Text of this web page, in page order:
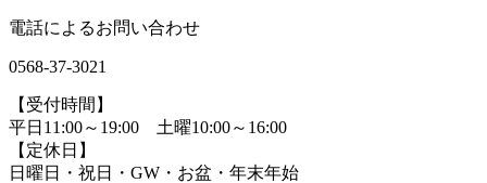
電話によるお問い合わせ
0568-37-3021
【受付時間】
平日11:00～19:00 土曜10:00～16:00
【定休日】
日曜日・祝日・GW・お盆・年末年始